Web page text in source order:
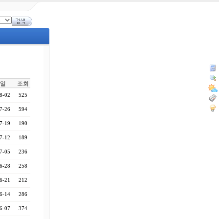
조회
02 525
26 594
19 190
12 189
05 236
28 258
21 212
14 286
07 374